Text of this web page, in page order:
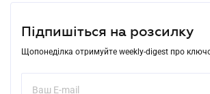
Підпишіться на розсилку
Щопонеділка отримуйте weekly-digest про